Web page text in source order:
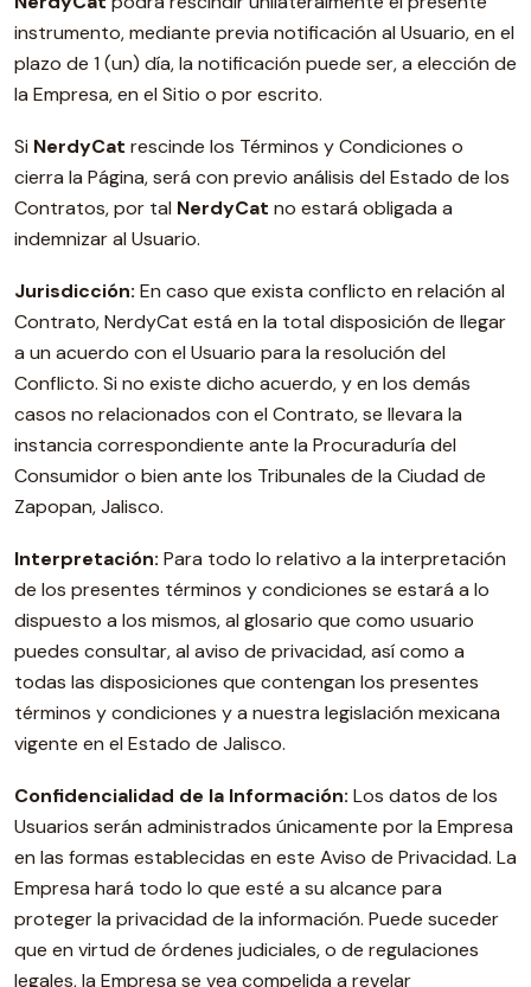
instrumento, mediante previa notificación al Usuario, en el
plazo de 1 (un) día, la notificación puede ser, a elección de
la Empresa, en el Sitio o por escrito.
Si NerdyCat rescinde los Términos y Condiciones o
cierra la Página, será con previo análisis del Estado de los
Contratos, por tal NerdyCat no estará obligada a
indemnizar al Usuario.
Jurisdicción: En caso que exista conflicto en relación al
Contrato, NerdyCat está en la total disposición de llegar
a un acuerdo con el Usuario para la resolución del
Conflicto. Si no existe dicho acuerdo, y en los demás
casos no relacionados con el Contrato, se llevara la
instancia correspondiente ante la Procuraduría del
Consumidor o bien ante los Tribunales de la Ciudad de
Zapopan, Jalisco.
Interpretación: Para todo lo relativo a la interpretación
de los presentes términos y condiciones se estará a lo
dispuesto a los mismos, al glosario que como usuario
puedes consultar, al aviso de privacidad, así como a
todas las disposiciones que contengan los presentes
términos y condiciones y a nuestra legislación mexicana
vigente en el Estado de Jalisco.
Confidencialidad de la Información: Los datos de los
Usuarios serán administrados únicamente por la Empresa
en las formas establecidas en este Aviso de Privacidad. La
Empresa hará todo lo que esté a su alcance para
proteger la privacidad de la información. Puede suceder
que en virtud de órdenes judiciales, o de regulaciones
legales, la Empresa se vea compelida a revelar